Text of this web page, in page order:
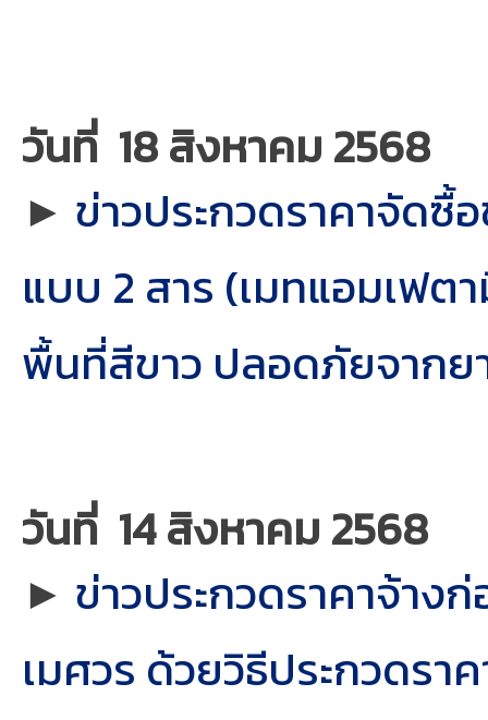
วันที่ 18 สิงหาคม 2568
► ข่าวประกวดราคาจัดซื้
แบบ 2 สาร (เมทแอมเฟ
พื้นที่สีขาว ปลอดภัยจากย
วันที่ 14 สิงหาคม 2568
► ข่าวประกวดราคาจ้าง
เมศวร ด้วยวิธีประกวดร